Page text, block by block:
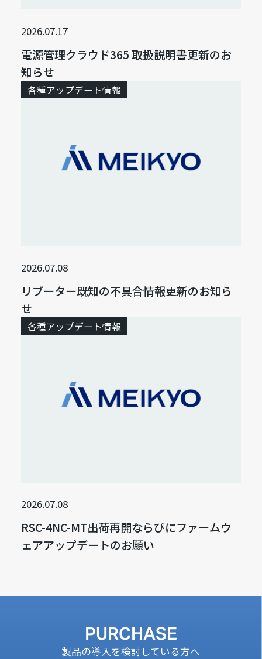
2026.07.17
電源管理クラウド365 取扱説明書更新のお
知らせ
各種アップデート情報
2026.07.08
リブーター既知の不具合情報更新のお知ら
せ
各種アップデート情報
2026.07.08
RSC-4NC-MT出荷再開ならびにファームウ
ェアアップデートのお願い
PURCHASE
製品の導入を検討している方へ